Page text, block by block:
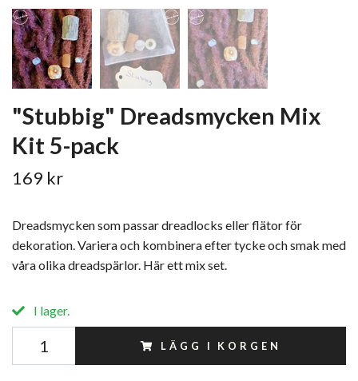
"Stubbig" Dreadsmycken Mix
Kit 5-pack
169 kr
Dreadsmycken som passar dreadlocks eller flätor för
dekoration. Variera och kombinera efter tycke och smak med
våra olika dreadspärlor. Här ett mix set.
I lager.
LÄGG I KORGEN